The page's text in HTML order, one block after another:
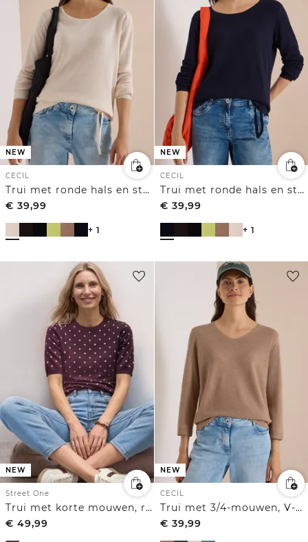
NEW
CECIL
Trui met ronde hals en structuur
€ 39,99
+ 1
NEW
CECIL
Trui met ronde hals en structuur
€ 39,99
+ 1
NEW
Street One
Trui met korte mouwen, ronde hals en patroon
€ 49,99
NEW
CECIL
Trui met 3/4-mouwen, V-hals en gestructureerd voorpand
€ 39,99